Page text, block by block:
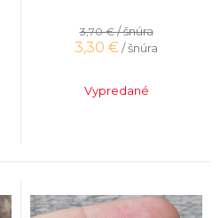
3,70 €/ šnúra
3,30 €/ šnúra
Vypredané